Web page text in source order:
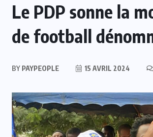
Le PDP sonne la
de football
BY PAYPEOPLE 15 AVRIL 2024